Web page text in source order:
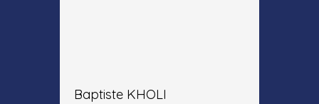
Baptiste KHOLI